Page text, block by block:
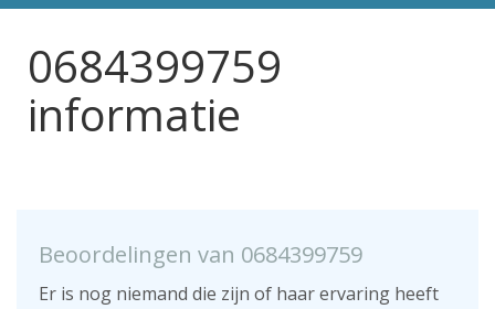
0684399759
informatie
Beoordelingen van 0684399759
Er is nog niemand die zijn of haar ervaring heeft